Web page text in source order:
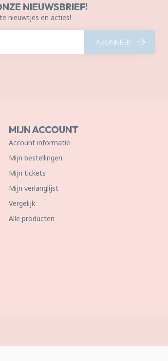
NIEUWSBRIEF!
nieuwtjes en acties!
ABONNEER
MIJN ACCOUNT
Account informatie
Mijn bestellingen
Mijn tickets
Mijn verlanglijst
Vergelijk
Alle producten